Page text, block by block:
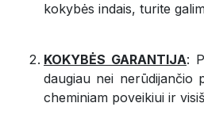
kokybės indais, turite
KOKYBĖS GARANTIJA:
daugiau nei nerūdijančio
cheminiam poveikiui ir